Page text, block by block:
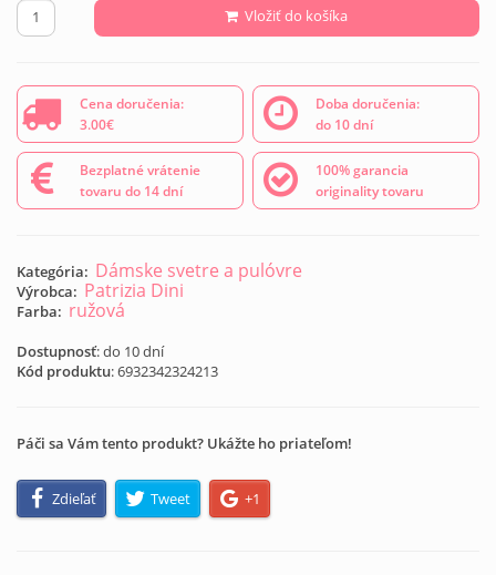
Vložiť do košíka
Cena doručenia:
3.00€
Doba doručenia:
do 10 dní
Bezplatné vrátenie
tovaru do 14 dní
100% garancia
originality tovaru
Kategória: Dámske svetre a pulóvre
Výrobca: Patrizia Dini
Farba: ružová
Dostupnosť: do 10 dní
Kód produktu:6932342324213
Páči sa Vám tento produkt? Ukážte ho priateľom!
Zdieľať Tweet +1